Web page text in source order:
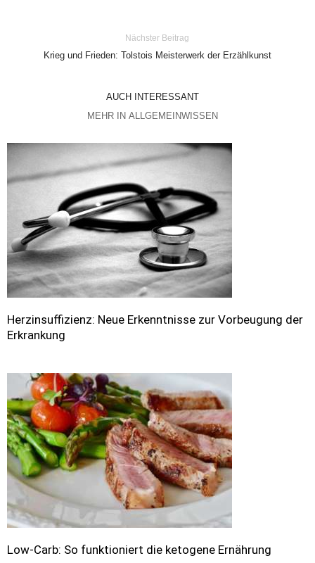
Nächster Beitrag
Krieg und Frieden: Tolstois Meisterwerk der Erzählkunst
AUCH INTERESSANT
MEHR IN ALLGEMEINWISSEN
Herzinsuffizienz: Neue Erkenntnisse zur Vorbeugung der
Erkrankung
Low-Carb: So funktioniert die ketogene Ernährung